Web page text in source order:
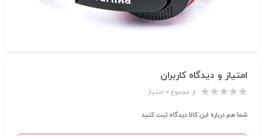
امتیاز و دیدگاه کاربران
از مجموع ۰ امتیاز
شما هم درباره این کالا دیدگاه ثبت کنید